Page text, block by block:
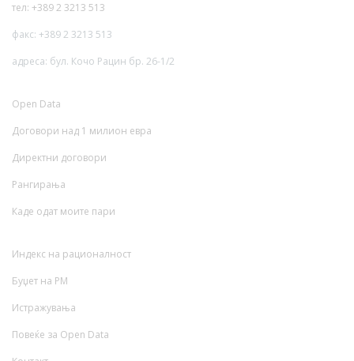
тел: +389 2 3213 513
факс: +389 2 3213 513
адреса: бул. Кочо Рацин бр. 26-1/2
Open Data
Договори над 1 милион евра
Директни договори
Рангирања
Каде одат моите пари
Индекс на рационалност
Буџет на РМ
Истражувања
Повеќе за Open Data